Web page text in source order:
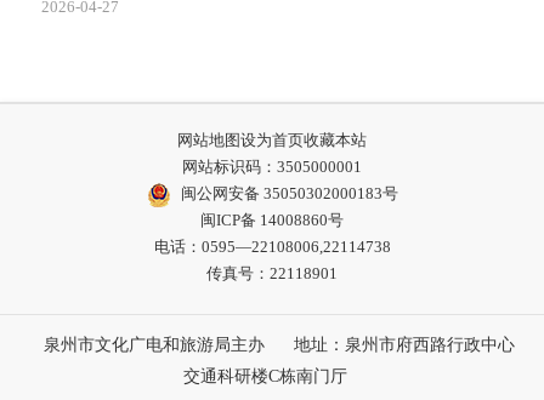
2026-04-27
网站地图设为首页收藏本站
网站标识码：3505000001
闽公网安备 35050302000183号
闽ICP备 14008860号
电话：0595—22108006,22114738
传真号：22118901
泉州市文化广电和旅游局主办
地址：泉州市府西路行政中心
交通科研楼C栋南门厅